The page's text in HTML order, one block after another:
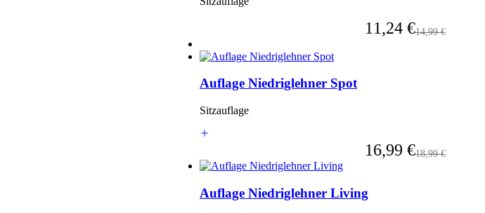
Ab
11,24 €Regulärer Preis
14,99 €
Auflage Niedriglehner Spot
Sitzauflage
Ab
16,99 €Regulärer Preis
18,99 €
Auflage Niedriglehner Living